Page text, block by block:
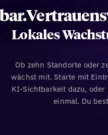
Lokales
Ob zehn Standorte oder
wächst mit. Starte mit
KI-Sichtbarkeit dazu, oder
einmal. Du